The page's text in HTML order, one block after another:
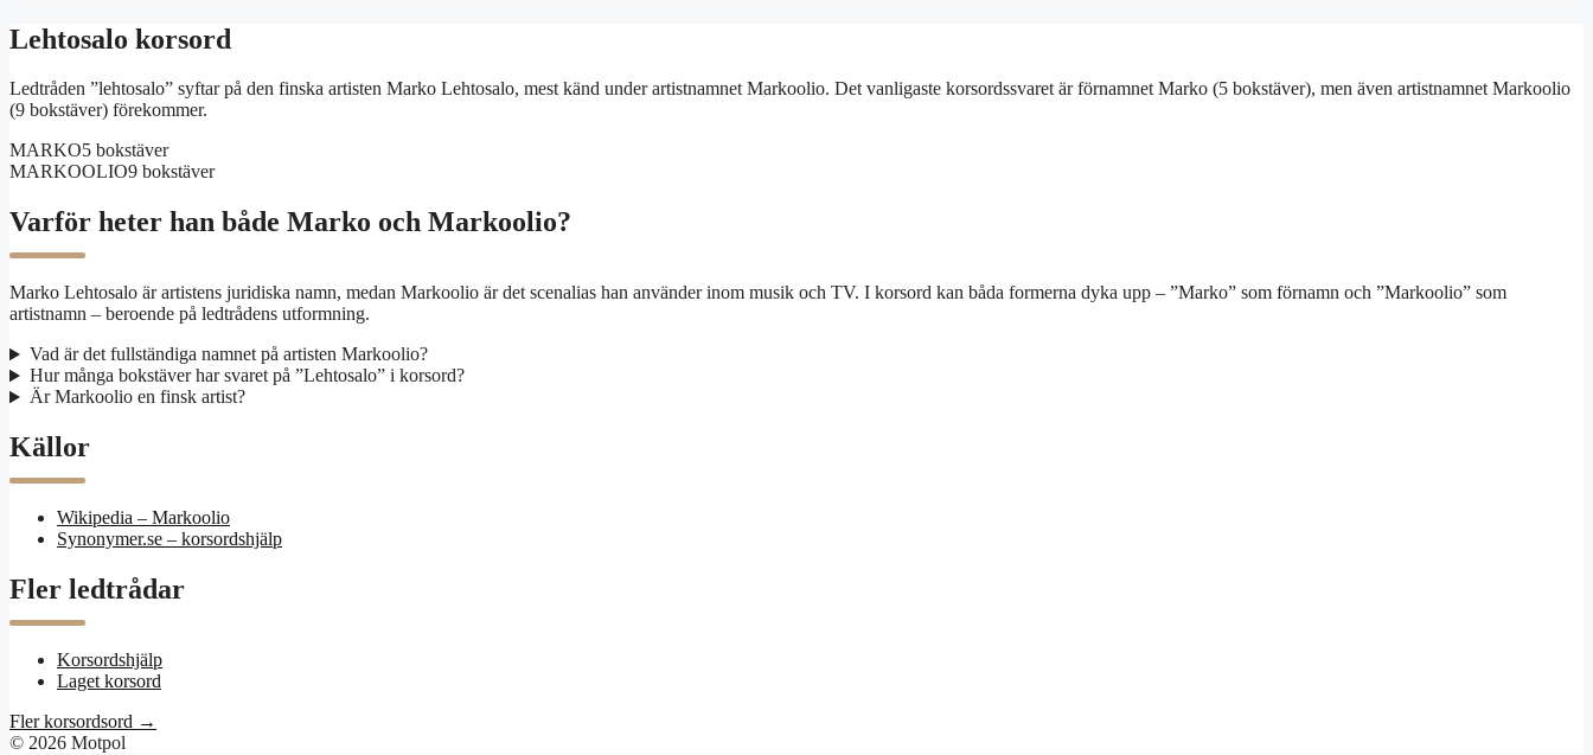
Lehtosalo korsord
Ledtråden ”lehtosalo” syftar på den finska artisten Marko Lehtosalo, mest känd under artistnamnet Markoolio. Det vanligaste korsordssvaret är förnamnet Marko (5 bokstäver), men även artistnamnet Markoolio
(9 bokstäver) förekommer.
MARKO5 bokstäver
MARKOOLIO9 bokstäver
Varför heter han både Marko och Markoolio?
Marko Lehtosalo är artistens juridiska namn, medan Markoolio är det scenalias han använder inom musik och TV. I korsord kan båda formerna dyka upp – ”Marko” som förnamn och ”Markoolio” som
artistnamn – beroende på ledtrådens utformning.
Vad är det fullständiga namnet på artisten Markoolio?
Hur många bokstäver har svaret på ”Lehtosalo” i korsord?
Är Markoolio en finsk artist?
Källor
Wikipedia – Markoolio
Synonymer.se – korsordshjälp
Fler ledtrådar
Korsordshjälp
Laget korsord
Fler korsordsord →
© 2026 Motpol